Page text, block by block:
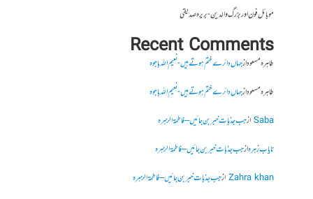
موبائل فون اور بزرگ والدین- بریرہ صدیقی
Recent Comments
طاہرہ مسعودازجہاں دائرے ختم ہوتے ہیں- نعیم اللہ باجوہ
طاہرہ مسعودازجہاں دائرے ختم ہوتے ہیں- نعیم اللہ باجوہ
Sabaازجب جذبات خبر بن جائیں – فاطمۃالزہرہ
نایاب زہرہازجب جذبات خبر بن جائیں – فاطمۃالزہرہ
Zahra khanازجب جذبات خبر بن جائیں – فاطمۃالزہرہ